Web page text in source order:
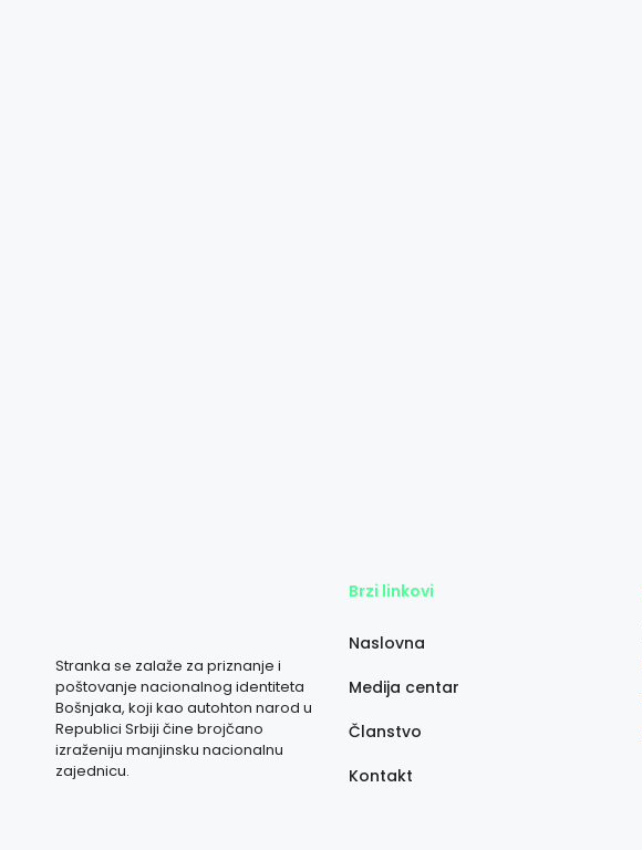
Stranka se zalaže za priznanje i
poštovanje nacionalnog identiteta
Bošnjaka, koji kao autohton narod u
Republici Srbiji čine brojčano
izraženiju manjinsku nacionalnu
zajednicu.
Brzi linkovi
Naslovna
Medija centar
Članstvo
Kontakt